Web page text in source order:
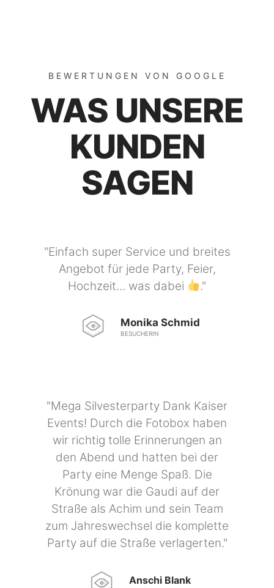
WAS UNSERE
KUNDEN
SAGEN
Angebot für jede Party, Feier,
Hochzeit... was dabei
."
Events! Durch die Fotobox haben
wir richtig tolle Erinnerungen an
den Abend und hatten bei der
Party eine Menge Spaß. Die
Krönung war die Gaudi auf der
Straße als Achim und sein Team
zum Jahreswechsel die komplette
Party auf die Straße verlagerten."